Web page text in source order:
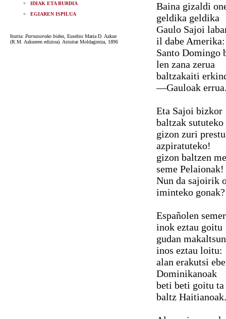
IDIAK ETA BURDIA
EGIAREN ISPILUA
Iturria: Parnasorako bidea , Eusebio Maria D. Azkue
(R.M. Azkueren edizioa). Astuitar Moldagintza, 1896
Baina gizaldi
geldika geldika
Gaulo Sajoi
il dabe Amerika:
Santo Domingo
len zana zerua
baltzakaiti
—Gauloak
Eta Sajoi bizkor
baltzak sututeko
gizon zuri
azpiratuteko!
gizon baltzen
seme Pelaionak!
Nun da sajoirik
iminteko gonak?
Españolen
inok eztau goitu
gudan
inos eztau loitu:
alan erakutsi
Dominikanoak
beti beti goitu ta
baltz Haitianoak.